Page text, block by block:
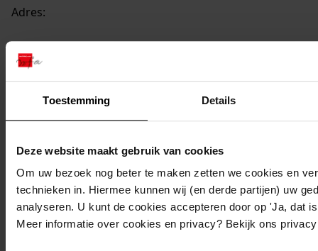
Toestemming Details
Deze website maakt gebruik van cookies
Om uw bezoek nog beter te maken zetten we cookies en
technieken in. Hiermee kunnen wij (en derde partijen) uw
analyseren. U kunt de cookies accepteren door op 'Ja, dat
Meer informatie over cookies en privacy? Bekijk ons
Adres:
Andijk, Geuzenbuurt 284
Nieuw adres:
Andijk, Dijkweg 301
Perceel:
Andijk, sectie D 384
Gemeente: